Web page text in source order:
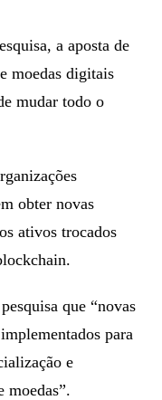
a aposta de
moedas digitais
mudar todo o
obter novas
ativos trocados
que “novas
para
e
moedas”.